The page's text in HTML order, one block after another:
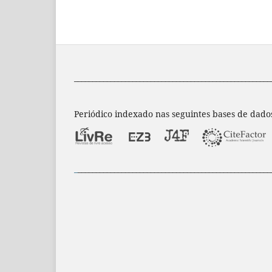
Periódico indexado nas seguintes bases de